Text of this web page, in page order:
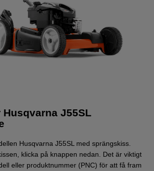
Husqvarna J55SL
Husqvarna J55SL med sprängskiss.
klicka på knappen nedan. Det är viktigt
eller produktnummer (PNC) för att få fram